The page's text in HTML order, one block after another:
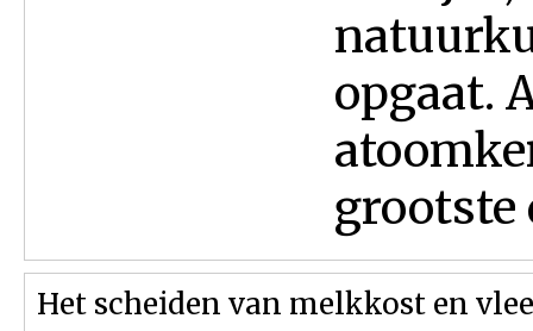
opgaat.
grootste
Het scheiden van melkkost en